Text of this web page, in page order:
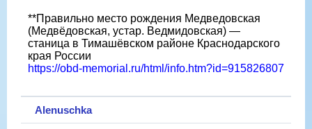
**Правильно место рождения Медведовская
(Медвёдовская, устар. Ведмидовская) —
станица в Тимашёвском районе Краснодарского
края России
https://obd-memorial.ru/html/info.htm?id=915826807
Alenuschka